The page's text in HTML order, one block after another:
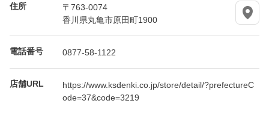
住所
〒763-0074
香川県丸亀市原田町1900
電話番号 0877-58-1122
店舗URL
https://www.ksdenki.co.jp/store/detail/?prefectureC
ode=37&code=3219